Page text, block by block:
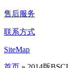
售后服务
联系方式
SiteMap